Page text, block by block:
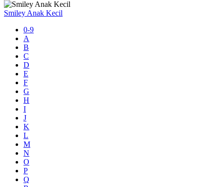
Smiley Anak Kecil
0-9
A
B
C
D
E
F
G
H
I
J
K
L
M
N
O
P
Q